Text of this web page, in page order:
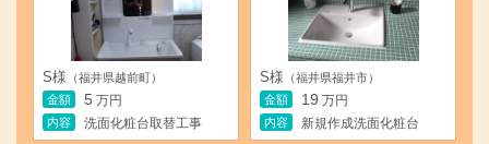
S様 （福井県越前町）
金額
5 万円
内容
洗面化粧台取替工事
S様 （福井県福井市）
金額
19 万円
内容
新規作成洗面化粧台